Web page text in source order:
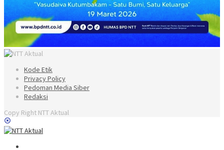
Kode Etik
Privacy Policy
Pedoman Media Siber
Redaksi
Copy Right NTT Aktual